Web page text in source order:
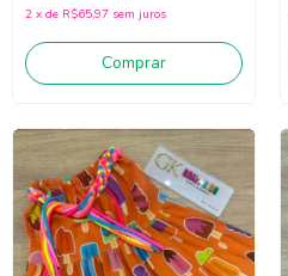
2 x de R$65,97 sem juros
Comprar